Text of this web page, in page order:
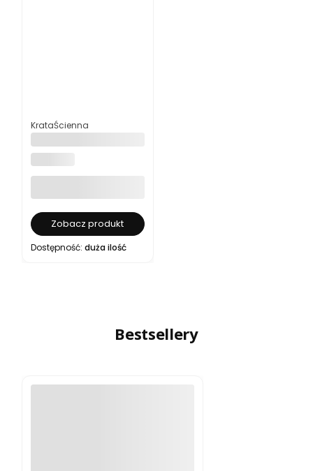
Kod produktu
KrataŚcienna
Zobacz produkt
Dostępność: duża ilość
Bestsellery